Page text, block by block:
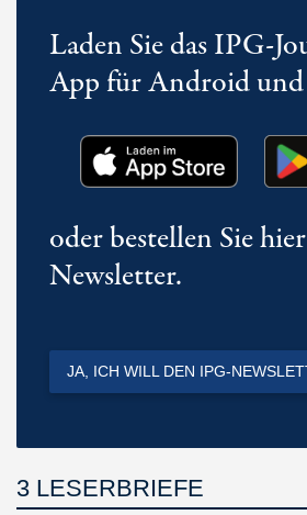
Laden Sie das IPG-
App für Android
oder bestellen Sie
Newsletter.
JA, ICH WILL DEN IPG-
3 LESERBRIEFE